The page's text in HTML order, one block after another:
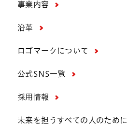
事業内容
沿革
ロゴマークについて
公式SNS一覧
採用情報
未来を担うすべての人のために